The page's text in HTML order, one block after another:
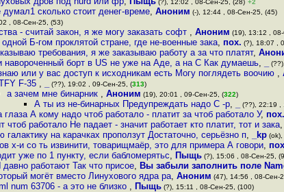
(?), 12:02 , 08-Сен-25, (28) +2
сколько стоит денег-време, Аноним (-), 12:44 , 08-Сен-25, (45)
, 08-Сен-25, (53)
- считай закон, я же могу заказать софт , Аноним (19), 13:12 ,
Б-гом проклятой стране, где не-военные зака, пох. (?), 18:07 ,
требования, я же заказываю работу а за что платят,
навороченный борт в US не уже на Аде, а на С Как думаешь,
или у вас доступ к исходникам есть Могу поглядеть воочию ,
F-35 , (??), 19:02 , 09-Сен-25, (313)
а зачем мне бинарник , Аноним (19), 20:01 , 09-Сен-25, (322)
А ты из не-бинарных Предупреждать надо С -р, (??), 22:19 ,
глаза А кому надо чтоб работало - платит за чтоб работало У, пох.
чтоб работало Не падает - значит работает кто платит, тот и зака,
на карачках проползут Достаточно, серьёзно п, _kp
х-и со ть извинити, товарищмаёр, это для примера А говори,
уже по 1 пункту, если бабломерятьс, Пыщь (?), 15:06 , 08-Сен-25,
работают Так что присое, Вы забыли заполнить поле
могёт вместо Линухового ядра ра, Аноним (47), 14:56 , 08-Сен-
num 63706 - а это не близко , Пыщь (?), 15:11 , 08-Сен-25, (100)